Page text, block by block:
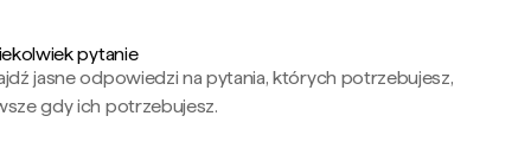
pytanie
jasne odpowiedzi na pytania, których potrzebujesz,
gdy ich potrzebujesz.